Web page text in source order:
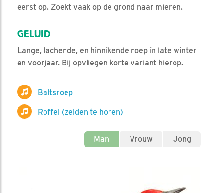
eerst op. Zoekt vaak op de grond naar mieren.
GELUID
Lange, lachende, en hinnikende roep in late winter
en voorjaar. Bij opvliegen korte variant hierop.
Baltsroep
Roffel (zelden te horen)
Man Vrouw Jong